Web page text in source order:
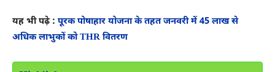
यह भी पढ़े : पूरक पोषाहार योजना के तहत जनवरी में 45 लाख से
अधिक लाभुकों को THR वितरण